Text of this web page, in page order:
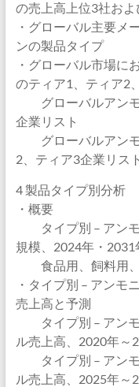
の売上高上位3社お
・グローバル主要メ
ンの製品タイプ
・グローバル市場に
のティア1、ティア2
グローバルアンモ
企業リスト
グローバルアンモ
2、ティア3企業リスト
4 製品タイプ別分析
・概要
タイプ別 – アンモ
規模、2024年・2031
食品用、飼料用、
・タイプ別 – アンモ
売上高と予測
タイプ別 – アンモ
ル売上高、2020年～
タイプ別 – アンモ
ル売上高、2025年～